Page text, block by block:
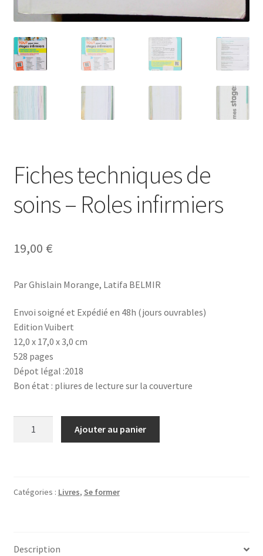
Fiches techniques de
soins – Roles infirmiers
19,00 €
Par Ghislain Morange, Latifa BELMIR
Envoi soigné et Expédié en 48h (jours ouvrables)
Edition Vuibert
12,0 x 17,0 x 3,0 cm
528 pages
Dépot légal :2018
Bon état : pliures de lecture sur la couverture
soins
Ajouter au panier
Catégories : Livres, Se former
Description